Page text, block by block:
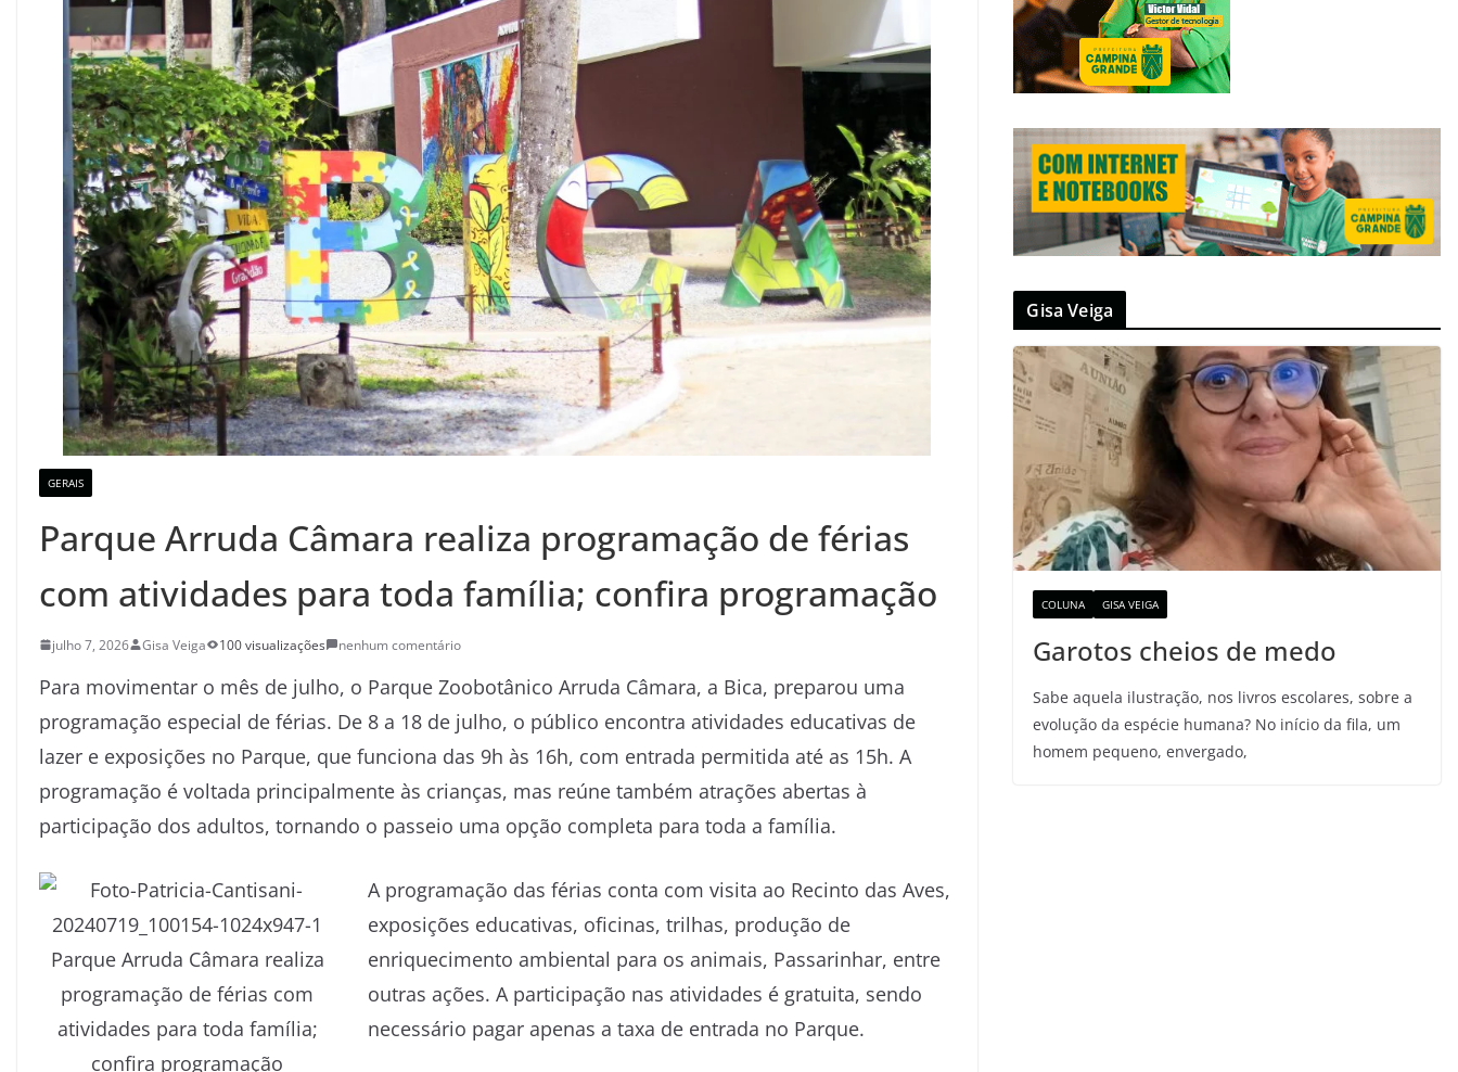
GERAIS
Parque Arruda Câmara realiza programação de férias
com atividades para toda família; confira programação
julho 7, 2026 Gisa Veiga 100 visualizações nenhum comentário
Para movimentar o mês de julho, o Parque Zoobotânico Arruda Câmara, a Bica, preparou uma
programação especial de férias. De 8 a 18 de julho, o público encontra atividades educativas de
lazer e exposições no Parque, que funciona das 9h às 16h, com entrada permitida até as 15h. A
programação é voltada principalmente às crianças, mas reúne também atrações abertas à
participação dos adultos, tornando o passeio uma opção completa para toda a família.
A programação das férias conta com visita ao Recinto das Aves,
exposições educativas, oficinas, trilhas, produção de
enriquecimento ambiental para os animais, Passarinhar, entre
outras ações. A participação nas atividades é gratuita, sendo
necessário pagar apenas a taxa de entrada no Parque.
Gisa Veiga
COLUNA GISA VEIGA
Garotos cheios de medo
Sabe aquela ilustração, nos livros escolares, sobre a
evolução da espécie humana? No início da fila, um
homem pequeno, envergado,